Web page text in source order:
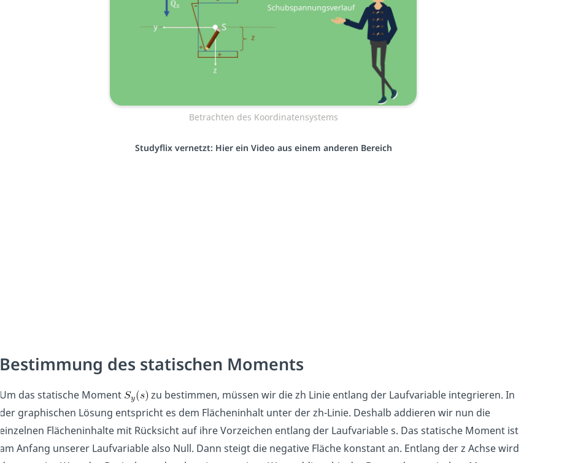
Betrachten des Koordinatensystems
Studyflix vernetzt: Hier ein Video aus einem anderen Bereich
Bestimmung des statischen Moments
Um das statische Moment
zu bestimmen, müssen wir die zh Linie entlang der Laufvariable integrieren. In
der graphischen Lösung entspricht es dem Flächeninhalt unter der zh-Linie. Deshalb addieren wir nun die
einzelnen Flächeninhalte mit Rücksicht auf ihre Vorzeichen entlang der Laufvariable s. Das statische Moment ist
am Anfang unserer Laufvariable also Null. Dann steigt die negative Fläche konstant an. Entlang der z Achse wird